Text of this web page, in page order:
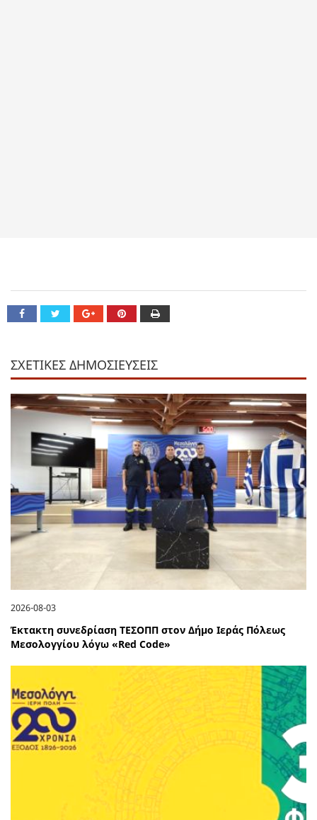
ΣΧΕΤΙΚΕΣ ΔΗΜΟΣΙΕΥΣΕΙΣ
2026-08-03
Έκτακτη συνεδρίαση ΤΕΣΟΠΠ στον Δήμο Ιεράς Πόλεως
Μεσολογγίου λόγω «Red Code»